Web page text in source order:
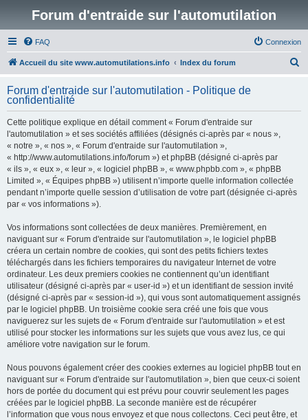
Forum d'entraide sur l'automutilation
FAQ Connexion
Accueil du site www.automutilations.info Index du forum
h
Forum d'entraide sur l'automutilation - Politique de
confidentialité
Cette politique explique en détail comment « Forum d'entraide sur
l'automutilation » et ses sociétés affiliées (désignés ci-après par « nous »,
« notre », « nos », « Forum d'entraide sur l'automutilation »,
« http://www.automutilations.info/forum ») et phpBB (désigné ci-après par
« ils », « eux », « leur », « logiciel phpBB », « www.phpbb.com », « phpBB
Limited », « Équipes phpBB ») utilisent n’importe quelle information collectée
pendant n’importe quelle session d’utilisation de votre part (désignée ci-après
par « vos informations »).
Vos informations sont collectées de deux manières. Premièrement, en
naviguant sur « Forum d'entraide sur l'automutilation », le logiciel phpBB
créera un certain nombre de cookies, qui sont des petits fichiers textes
téléchargés dans les fichiers temporaires du navigateur Internet de votre
ordinateur. Les deux premiers cookies ne contiennent qu’un identifiant
utilisateur (désigné ci-après par « user-id ») et un identifiant de session invité
(désigné ci-après par « session-id »), qui vous sont automatiquement assignés
par le logiciel phpBB. Un troisième cookie sera créé une fois que vous
naviguerez sur les sujets de « Forum d'entraide sur l'automutilation » et est
utilisé pour stocker les informations sur les sujets que vous avez lus, ce qui
améliore votre navigation sur le forum.
Nous pouvons également créer des cookies externes au logiciel phpBB tout en
naviguant sur « Forum d'entraide sur l'automutilation », bien que ceux-ci soient
hors de portée du document qui est prévu pour couvrir seulement les pages
créées par le logiciel phpBB. La seconde manière est de récupérer
l’information que vous nous envoyez et que nous collectons. Ceci peut être, et